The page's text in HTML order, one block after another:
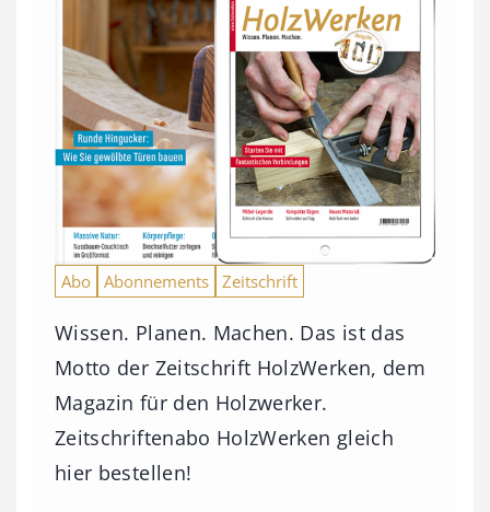
Abo Abonnements Zeitschrift
Wissen. Planen. Machen. Das ist das
Motto der Zeitschrift HolzWerken, dem
Magazin für den Holzwerker.
Zeitschriftenabo HolzWerken gleich
hier bestellen!